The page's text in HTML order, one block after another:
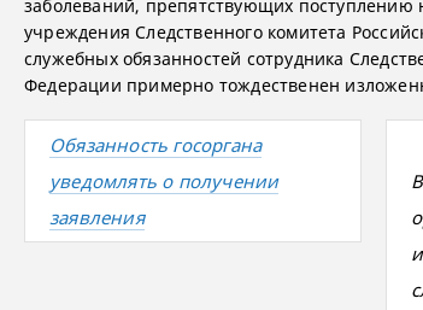
заболеваний, препятствующих поступлению
учреждения Следственного комитета
служебных обязанностей сотрудника
Федерации примерно тождественен
Обязанность госоргана
уведомлять о получении
заявления